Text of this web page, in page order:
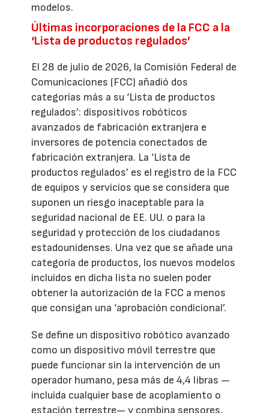
modelos.
Últimas incorporaciones de la FCC a la
‘Lista de productos regulados’
El 28 de julio de 2026, la Comisión Federal de
Comunicaciones (FCC) añadió dos
categorías más a su ‘Lista de productos
regulados’: dispositivos robóticos
avanzados de fabricación extranjera e
inversores de potencia conectados de
fabricación extranjera. La ‘Lista de
productos regulados’ es el registro de la FCC
de equipos y servicios que se considera que
suponen un riesgo inaceptable para la
seguridad nacional de EE. UU. o para la
seguridad y protección de los ciudadanos
estadounidenses. Una vez que se añade una
categoría de productos, los nuevos modelos
incluidos en dicha lista no suelen poder
obtener la autorización de la FCC a menos
que consigan una ‘aprobación condicional’.
Se define un dispositivo robótico avanzado
como un dispositivo móvil terrestre que
puede funcionar sin la intervención de un
operador humano, pesa más de 4,4 libras —
incluida cualquier base de acoplamiento o
estación terrestre— y combina sensores,